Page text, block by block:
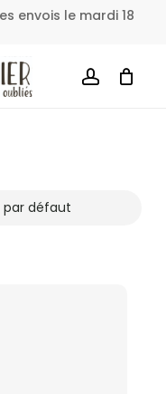
envois le mardi 18
ACCOUNT
panier
filtres